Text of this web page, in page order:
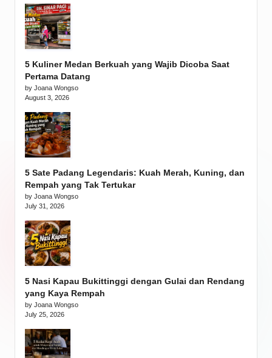
5 Kuliner Medan Berkuah yang Wajib Dicoba Saat
Pertama Datang
by Joana Wongso
August 3, 2026
5 Sate Padang Legendaris: Kuah Merah, Kuning, dan
Rempah yang Tak Tertukar
by Joana Wongso
July 31, 2026
5 Nasi Kapau Bukittinggi dengan Gulai dan Rendang
yang Kaya Rempah
by Joana Wongso
July 25, 2026